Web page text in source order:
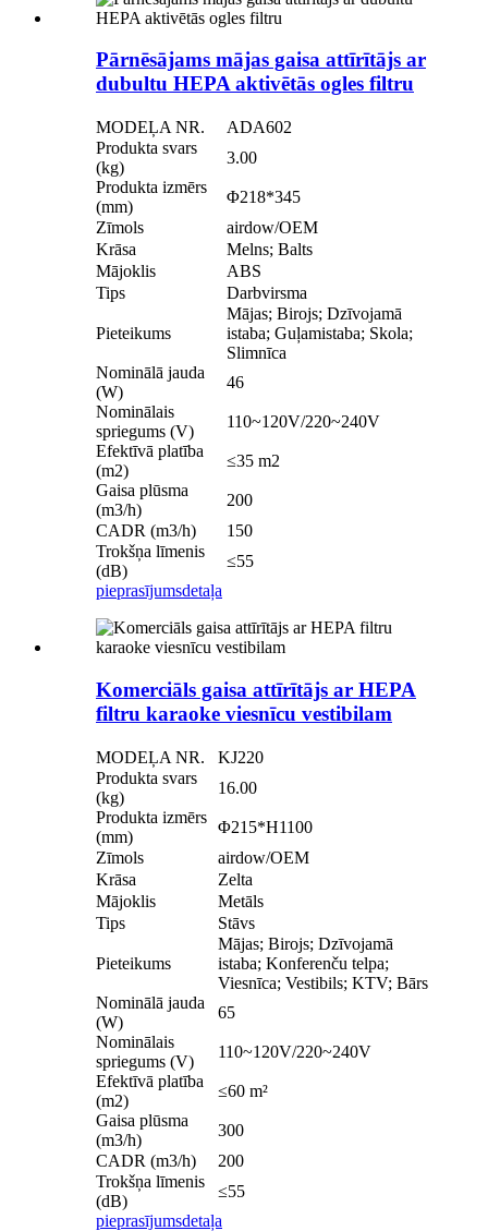
Pārnēsājams mājas gaisa attīrītājs ar
dubultu HEPA aktivētās ogles filtru
MODEĻA NR.
ADA602
Produkta svars
(kg)
3.00
Produkta izmērs
(mm)
Φ218*345
Zīmols
airdow/OEM
Krāsa
Melns; Balts
Mājoklis
ABS
Tips
Darbvirsma
Pieteikums
Mājas; Birojs; Dzīvojamā
istaba; Guļamistaba; Skola;
Slimnīca
Nominālā jauda
(W)
46
Nominālais
spriegums (V)
110~120V/220~240V
Efektīvā platība
(m2)
≤35 m2
Gaisa plūsma
(m3/h)
200
CADR (m3/h)
150
Trokšņa līmenis
(dB)
≤55
pieprasījumsdetaļa
Komerciāls gaisa attīrītājs ar HEPA
filtru karaoke viesnīcu vestibilam
MODEĻA NR.
KJ220
Produkta svars
(kg)
16.00
Produkta izmērs
(mm)
Φ215*H1100
Zīmols
airdow/OEM
Krāsa
Zelta
Mājoklis
Metāls
Tips
Stāvs
Pieteikums
Mājas; Birojs; Dzīvojamā
istaba; Konferenču telpa;
Viesnīca; Vestibils; KTV; Bārs
Nominālā jauda
(W)
65
Nominālais
spriegums (V)
110~120V/220~240V
Efektīvā platība
(m2)
≤60 m²
Gaisa plūsma
(m3/h)
300
CADR (m3/h)
200
Trokšņa līmenis
(dB)
≤55
pieprasījumsdetaļa